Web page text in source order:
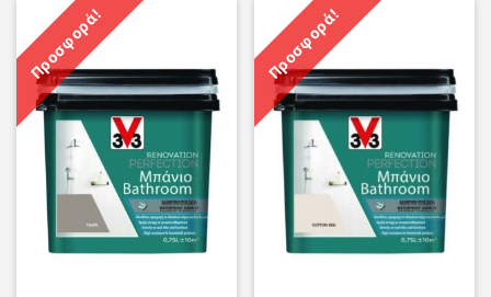
Προσφορά! Προσφορά!